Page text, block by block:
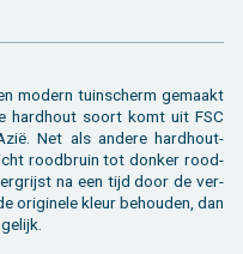
mo­dern tuin­scherm ge­maakt
hard­hout soort komt uit FSC
Net als an­de­re hard­hout­
rood­bruin tot don­ker rood­
na een tijd door de ver­
ori­gi­ne­le kleur be­hou­den, dan